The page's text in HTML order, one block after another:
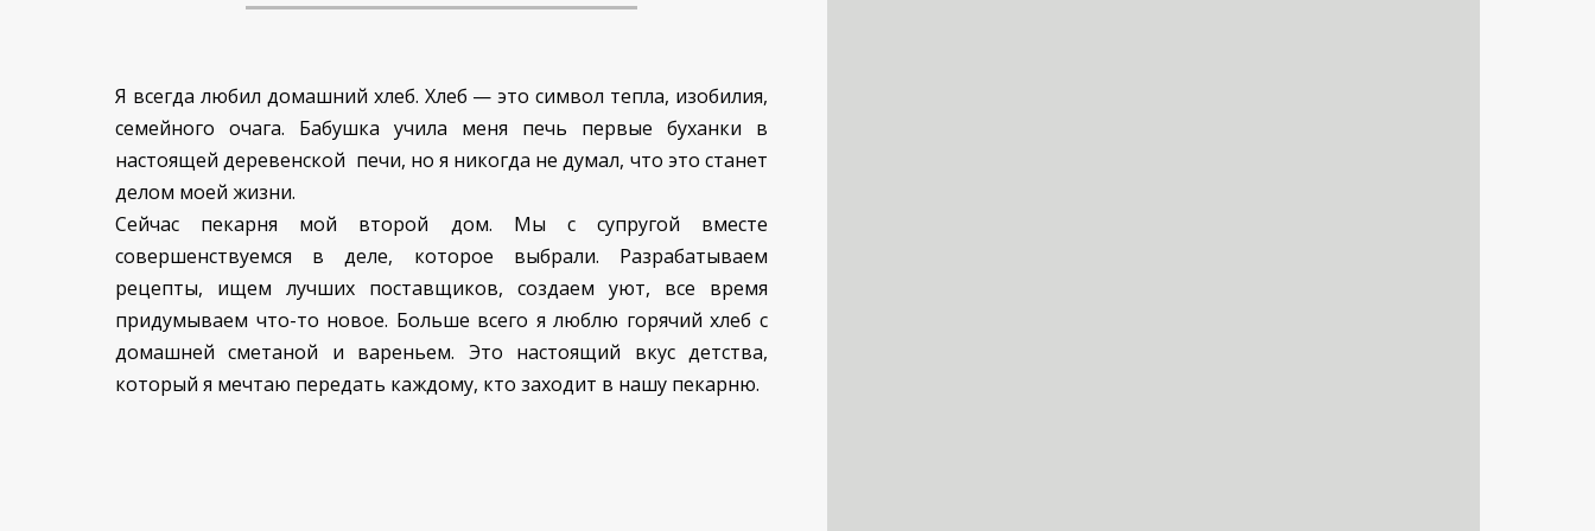
Я всегда любил домашний хлеб. Хлеб — это символ тепла, изобилия,
семейного очага. Бабушка учила меня печь первые буханки в
настоящей деревенской печи, но я никогда не думал, что это станет
делом моей жизни.
Сейчас пекарня мой второй дом. Мы с супругой вместе
совершенствуемся в деле, которое выбрали. Разрабатываем
рецепты, ищем лучших поставщиков, создаем уют, все время
придумываем что-то новое. Больше всего я люблю горячий хлеб с
домашней сметаной и вареньем. Это настоящий вкус детства,
который я мечтаю передать каждому, кто заходит в нашу пекарню.